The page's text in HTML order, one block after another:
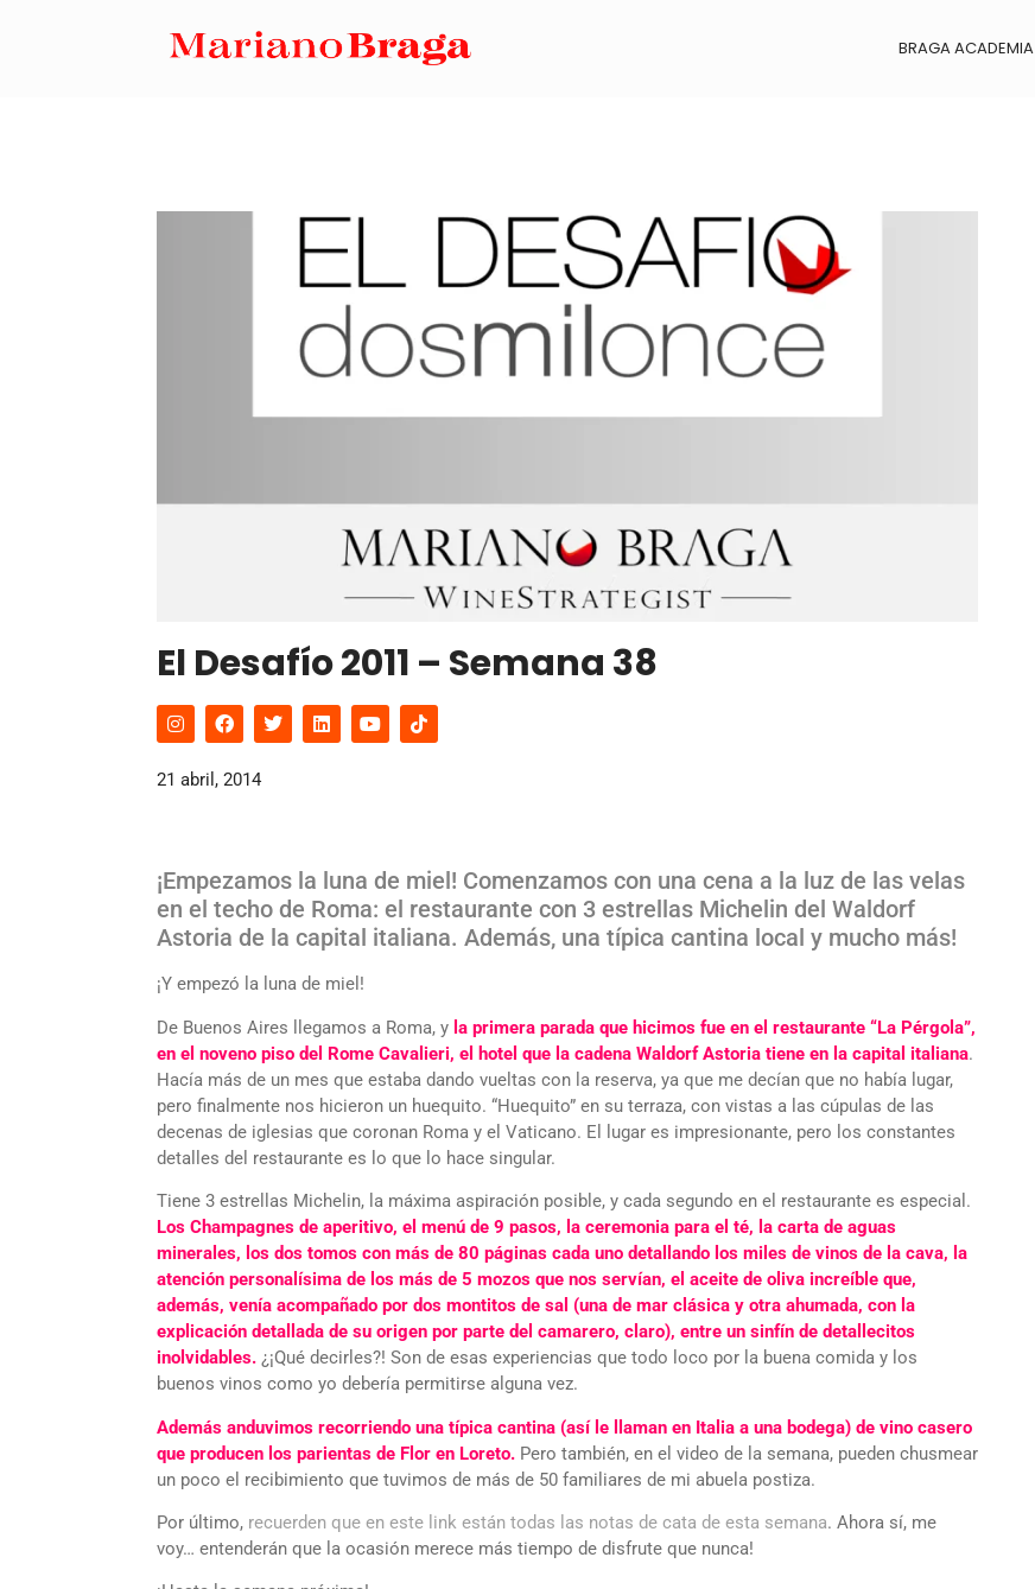
BRAGA ACADEMIA
El Desafío 2011 – Semana 38
21 abril, 2014
¡Empezamos la luna de miel! Comenzamos con una cena a la luz de las velas
en el techo de Roma: el restaurante con 3 estrellas Michelin del Waldorf
Astoria de la capital italiana. Además, una típica cantina local y mucho más!
¡Y empezó la luna de miel!
De Buenos Aires llegamos a Roma, y la primera parada que hicimos fue en el restaurante “La Pérgola”,
en el noveno piso del Rome Cavalieri, el hotel que la cadena Waldorf Astoria tiene en la capital italiana.
Hacía más de un mes que estaba dando vueltas con la reserva, ya que me decían que no había lugar,
pero finalmente nos hicieron un huequito. “Huequito” en su terraza, con vistas a las cúpulas de las
decenas de iglesias que coronan Roma y el Vaticano. El lugar es impresionante, pero los constantes
detalles del restaurante es lo que lo hace singular.
Tiene 3 estrellas Michelin, la máxima aspiración posible, y cada segundo en el restaurante es especial.
Los Champagnes de aperitivo, el menú de 9 pasos, la ceremonia para el té, la carta de aguas
minerales, los dos tomos con más de 80 páginas cada uno detallando los miles de vinos de la cava, la
atención personalísima de los más de 5 mozos que nos servían, el aceite de oliva increíble que,
además, venía acompañado por dos montitos de sal (una de mar clásica y otra ahumada, con la
explicación detallada de su origen por parte del camarero, claro), entre un sinfín de detallecitos
inolvidables. ¿¡Qué decirles?! Son de esas experiencias que todo loco por la buena comida y los
buenos vinos como yo debería permitirse alguna vez.
Además anduvimos recorriendo una típica cantina (así le llaman en Italia a una bodega) de vino casero
que producen los parientas de Flor en Loreto. Pero también, en el video de la semana, pueden chusmear
un poco el recibimiento que tuvimos de más de 50 familiares de mi abuela postiza.
Por último, recuerden que en este link están todas las notas de cata de esta semana. Ahora sí, me
voy… entenderán que la ocasión merece más tiempo de disfrute que nunca!